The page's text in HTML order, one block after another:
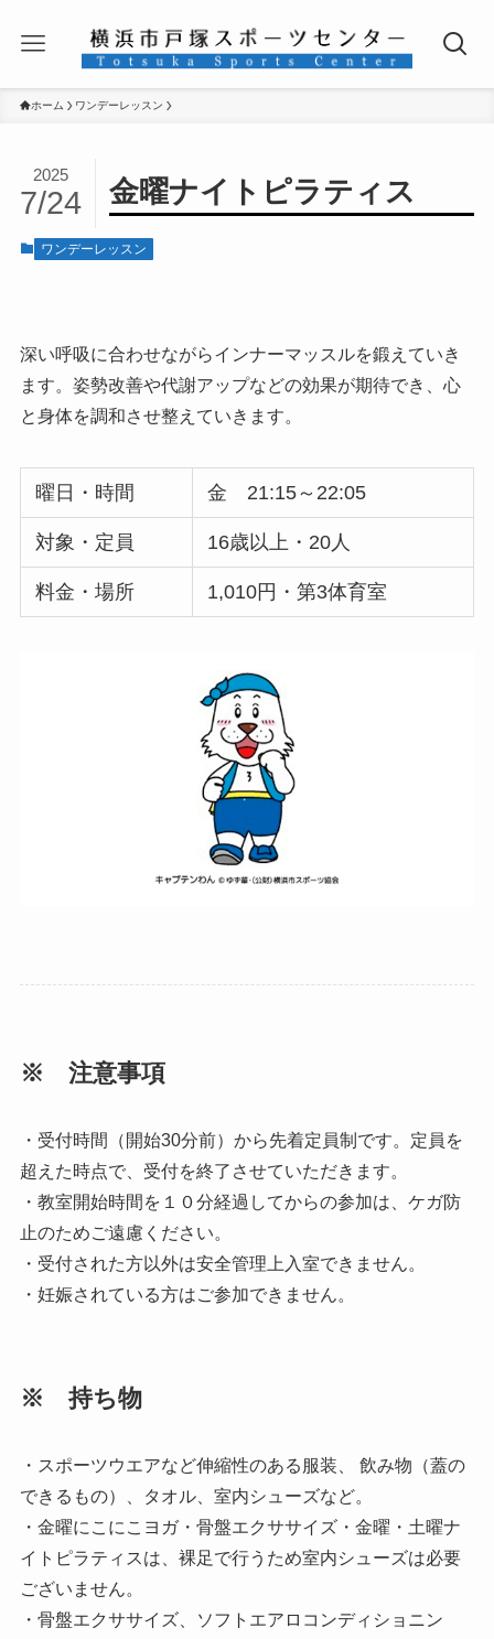
ホーム ワンデーレッスン
金曜ナイトピラティス
2025
7/24
ワンデーレッスン
深い呼吸に合わせながらインナーマッスルを鍛えていき
ます。姿勢改善や代謝アップなどの効果が期待でき、心
と身体を調和させ整えていきます。
曜日・時間 金 21:15～22:05
対象・定員 16歳以上・20人
料金・場所 1,010円・第3体育室
※ 注意事項
・受付時間（開始30分前）から先着定員制です。定員を
超えた時点で、受付を終了させていただきます。
・教室開始時間を１０分経過してからの参加は、ケガ防
止のためご遠慮ください。
・受付された方以外は安全管理上入室できません。
・妊娠されている方はご参加できません。
※ 持ち物
・スポーツウエアなど伸縮性のある服装、 飲み物（蓋の
できるもの）、タオル、室内シューズなど。
・金曜にこにこヨガ・骨盤エクササイズ・金曜・土曜ナ
イトピラティスは、裸足で行うため室内シューズは必要
ございません。
・骨盤エクササイズ、ソフトエアロコンディショニン